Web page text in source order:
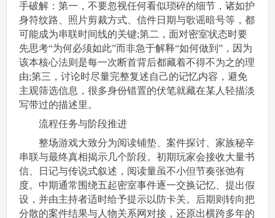
手破解：第一，不要忽视任何看似琐碎的细节，诸如护
身符纹路、照片剪裁方式、信件日期与歌谣暗号等，都
可能成为串联时间线的关键;第二，面对密室状态时要
先思考“为何必须如此”而非急于解释“如何做到”，因为
该本核心法则是每一次断首背后都藏着不得不为之的理
由;第三，讨论时尽量完整复述自己的记忆内容，避免
主观筛选信息，很多身份错置的伏笔就藏在某人轻描淡
写带过的描述里。
流程任务与阶段推进
整场游戏大致分为阅读铺垫、案件探讨、家族秘辛
串联与最终真相揭示几个阶段。初期玩家会接收大量书
信、日记与传说式叙述，阅读量虽不小但节奏张弛有
度。中期通常围绕五起密室事件逐一交换记忆、提出假
设，并由主持者适时给予提示以防卡关。后期则转向把
分散的案件结果与人物关系网对接，还原出横跨多年的